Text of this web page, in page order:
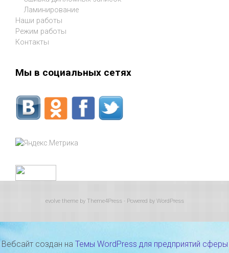
Ламинирование
Наши работы
Режим работы
Контакты
Мы в социальных сетях
evolvetheme by Theme4Press - Powered by WordPress
Вебсайт создан на Темы WordPress для предприятий сферы